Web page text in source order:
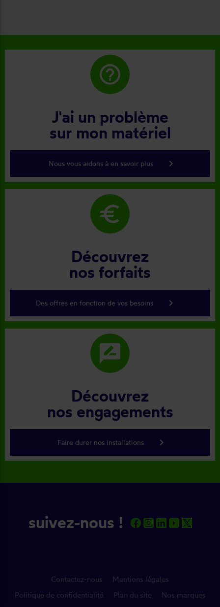
help_outline
J'ai un problème
sur mon matériel
Nous vous aidons à en savoir plus keyboard_arrow_right
euro
Découvrez
nos forfaits
Des offres en fonction de vos besoins keyboard_arrow_right
rate_review
Découvrez
nos engagements
Faire durer nos installations keyboard_arrow_right
suivez-nous !
Contactez-nous
Mentions légales
Politique de confidentialité
Plan du site
Nos marques